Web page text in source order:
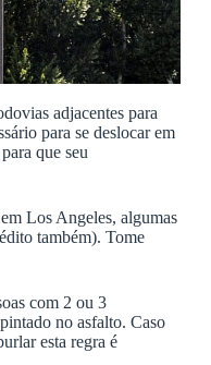
adjacentes para
para se deslocar em
que seu
Los Angeles, algumas
também). Tome
com 2 ou 3
no asfalto. Caso
esta regra é